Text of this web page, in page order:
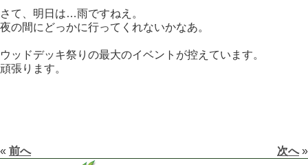
さて、明日は…雨ですねえ。
夜の間にどっかに行ってくれないかなあ。
ウッドデッキ祭りの最大のイベントが控えています。
頑張ります。
« 前へ 次へ»